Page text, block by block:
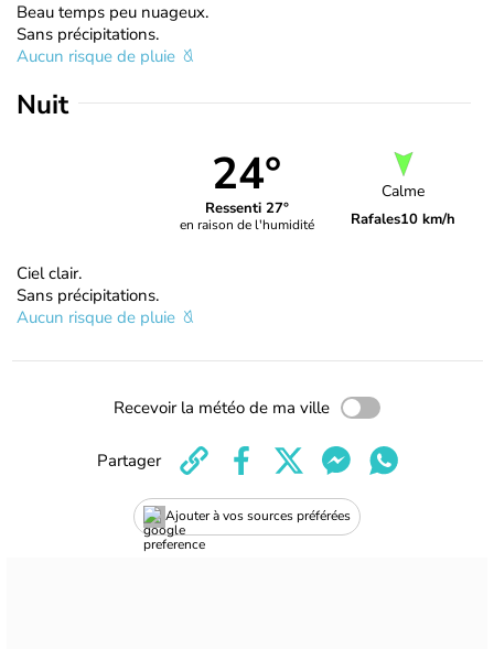
Beau temps peu nuageux.
Sans précipitations.
Aucun risque de pluie
Nuit
24°
Ressenti 27°
en raison de l'humidité
Calme
Rafales10 km/h
Ciel clair.
Sans précipitations.
Aucun risque de pluie
Recevoir la météo de ma ville
Ajouter à vos sources préférées
Partager